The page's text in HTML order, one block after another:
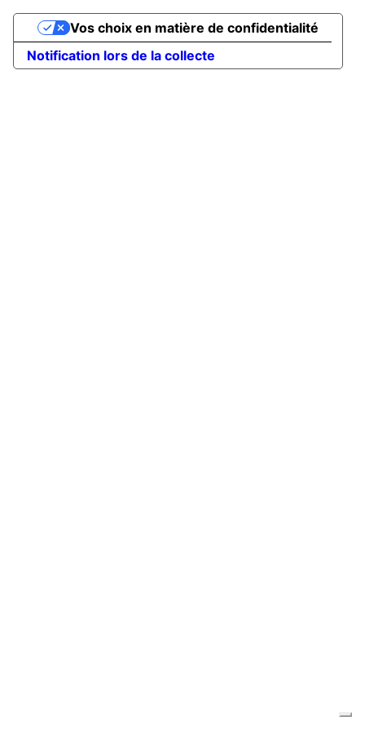
Notification lors de la collecte
Vos choix en matière de confidentialité